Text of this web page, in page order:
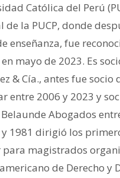
Católica del Perú
de la PUCP, donde
enseñanza, fue
mayo de 2023. Es
& Cía., antes fue socio
entre 2006 y 2023 y
Abogados
y 1981 dirigió los
magistrados
de Derecho y